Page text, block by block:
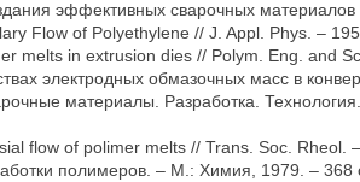
эффективных сварочных
Flow of Polyethylene // J. Appl. Phys. –
melts in extrusion dies // Polym. Eng. and
электродных обмазочных масс в
материалы. Разработка.
flow of polimer melts // Trans. Soc. Rheol.
полимеров. – М.: Химия, 1979. – 368